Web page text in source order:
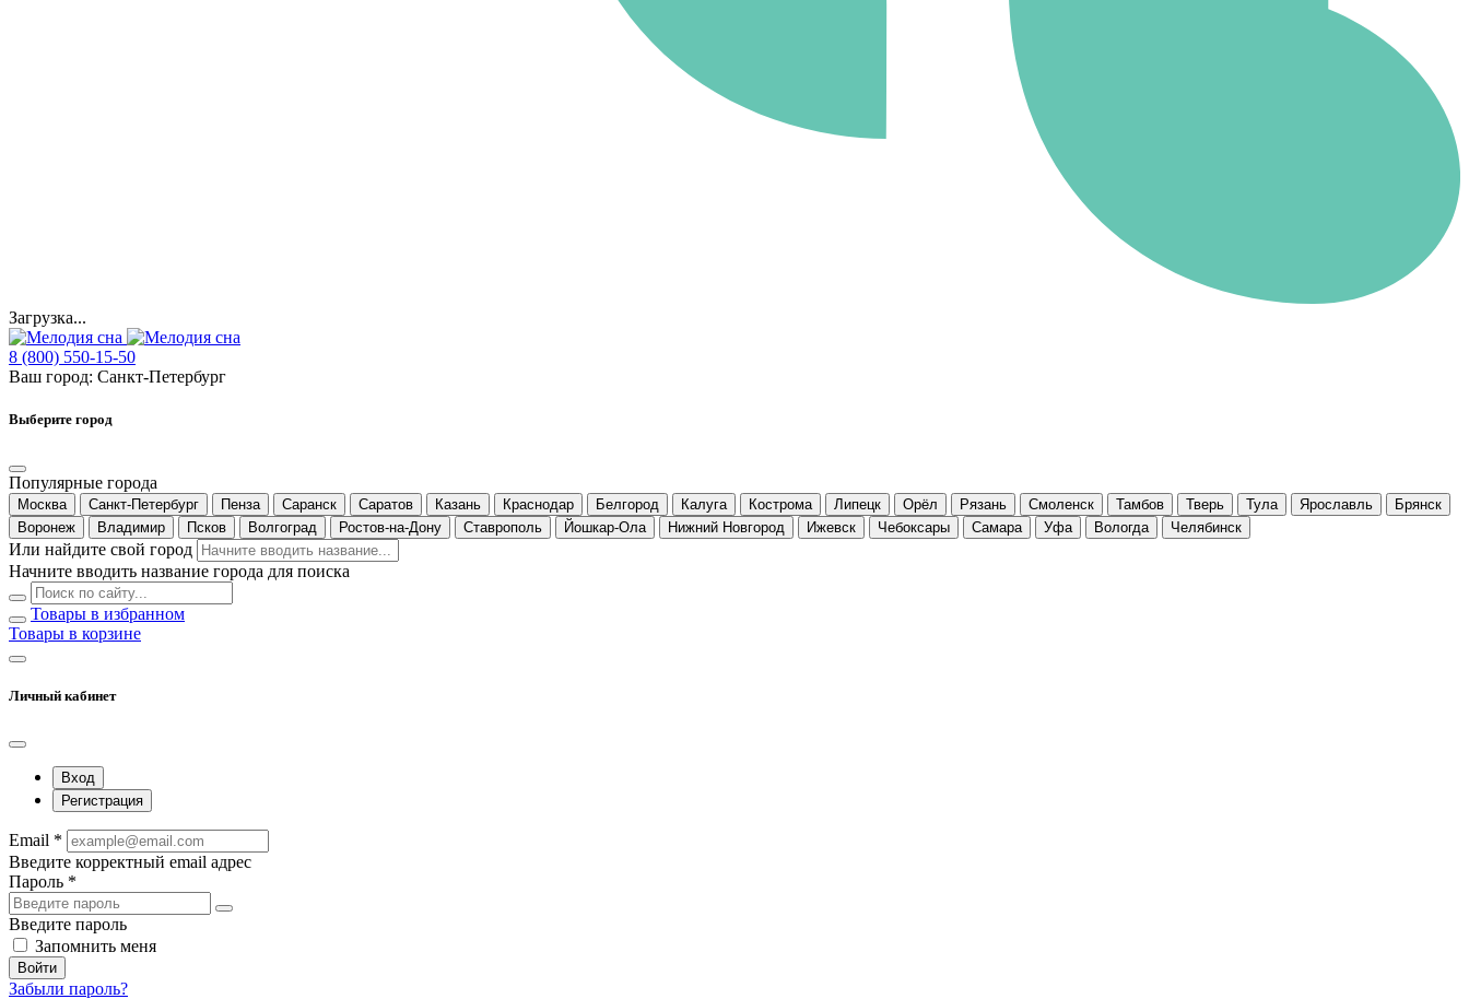
Загрузка...
8 (800) 550-15-50
Ваш город: Санкт-Петербург
Выберите город
Популярные города
Москва Санкт-Петербург Пенза Саранск Саратов Казань Краснодар Белгород Калуга Кострома Липецк Орёл Рязань Смоленск Тамбов Тверь Тула Ярославль
Брянск
Воронеж
Владимир Псков Волгоград Ростов-на-Дону Ставрополь Йошкар-Ола Нижний Новгород Ижевск Чебоксары Самара Уфа Вологда Челябинск
Или найдите свой город
Начните вводить название города для поиска
Товары в избранном
Товары в корзине
Личный кабинет
Вход
Регистрация
Email *
Введите корректный email адрес
Пароль *
Введите пароль
Запомнить меня
Войти
Забыли пароль?